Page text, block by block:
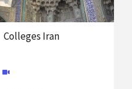
Colleges Iran